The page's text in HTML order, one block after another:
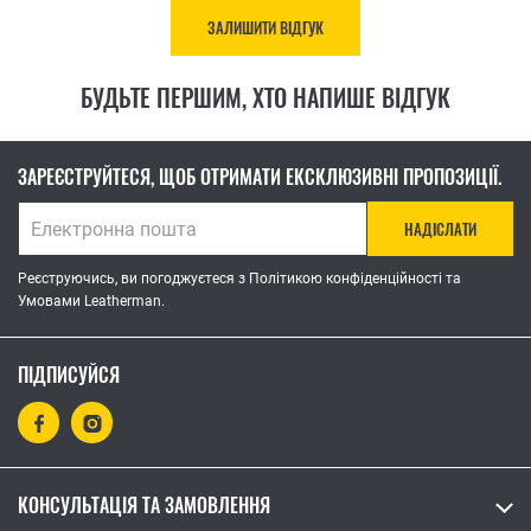
ЗАЛИШИТИ ВІДГУК
БУДЬТЕ ПЕРШИМ, ХТО НАПИШЕ ВІДГУК
ЗАРЕЄСТРУЙТЕСЯ, ЩОБ ОТРИМАТИ ЕКСКЛЮЗИВНІ ПРОПОЗИЦІЇ.
НАДІСЛАТИ
Реєструючись, ви погоджуєтеся з Політикою конфіденційності та
Умовами Leatherman.
ПІДПИСУЙСЯ
КОНСУЛЬТАЦІЯ ТА ЗАМОВЛЕННЯ